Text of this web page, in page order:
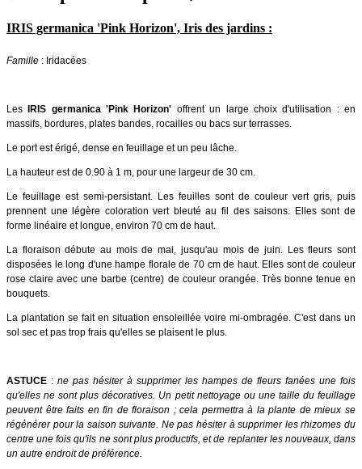
IRIS germanica 'Pink Horizon', Iris des jardins :
Famille : Iridacées
Les IRIS germanica 'Pink Horizon' offrent un large choix d'utilisation : en
massifs, bordures, plates bandes, rocailles ou bacs sur terrasses.
Le port est érigé, dense en feuillage et un peu lâche.
La hauteur est de 0.90 à 1 m, pour une largeur de 30 cm.
Le feuillage est semi-persistant. Les feuilles sont de couleur vert gris, puis
prennent une légère coloration vert bleuté au fil des saisons. Elles sont de
forme linéaire et longue, environ 70 cm de haut.
La floraison débute au mois de mai, jusqu'au mois de juin. Les fleurs sont
disposées le long d'une hampe florale de 70 cm de haut. Elles sont de couleur
rose claire avec une barbe (centre) de couleur orangée. Très bonne tenue en
bouquets.
La plantation se fait en situation ensoleillée voire mi-ombragée. C'est dans un
sol sec et pas trop frais qu'elles se plaisent le plus.
ASTUCE : ne pas hésiter à supprimer les hampes de fleurs fanées une fois
qu'elles ne sont plus décoratives. Un petit nettoyage ou une taille du feuillage
peuvent être faits en fin de floraison ; cela permettra à la plante de mieux se
régénérer pour la saison suivante. Ne pas hésiter à supprimer les rhizomes du
centre une fois qu'ils ne sont plus productifs, et de replanter les nouveaux, dans
un autre endroit de préférence.